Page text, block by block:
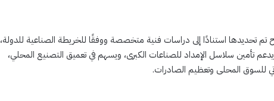
تحديدها استنادًا إلى دراسات فنية متخصصة ووفقًا للخريطة الصناعية للدولة،
تأمين سلاسل الإمداد للصناعات الكبرى، ويسهم في تعميق التصنيع المحلي،
للسوق المحلى وتعظيم الصادرات.